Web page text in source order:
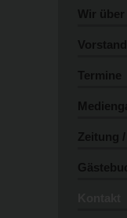
Wir über
Vorstand
Termine
Zeitung